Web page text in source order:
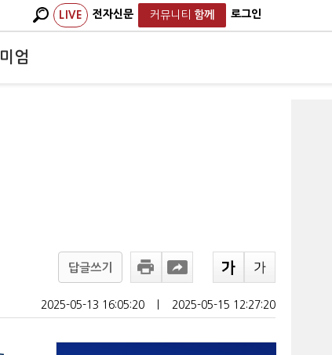
LIVE 전자신문 커뮤니티 함께 로그인
엄
답글쓰기
2025-05-13 16:05:20 2025-05-15 12:27:20